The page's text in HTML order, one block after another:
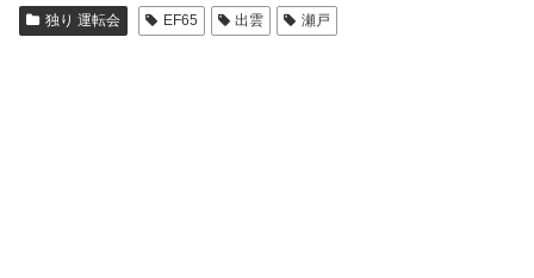
独り 運転会 EF65 出雲 瀬戸